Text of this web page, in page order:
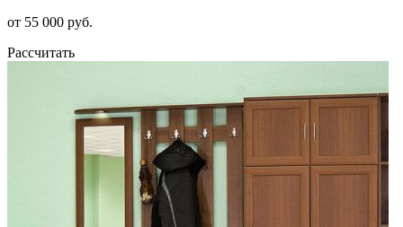
от 55 000 руб.
Рассчитать